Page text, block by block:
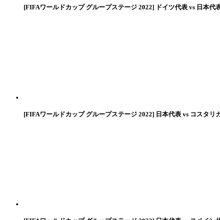
[FIFAワールドカップ グループステージ 2022] ドイツ代表 vs 日本代
[FIFAワールドカップ グループステージ 2022] 日本代表 vs コスタリ